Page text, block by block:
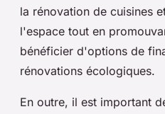
la rénovation de cuisines
l'espace tout en
bénéficier d'options de
rénovations écologiques.
En outre, il est important